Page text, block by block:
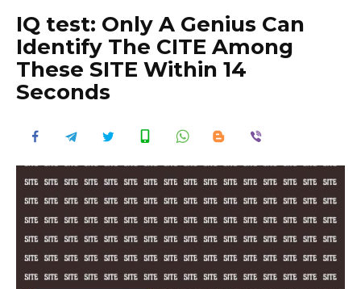
IQ test: Only A Genius Can
Identify The CITE Among
These SITE Within 14
Seconds